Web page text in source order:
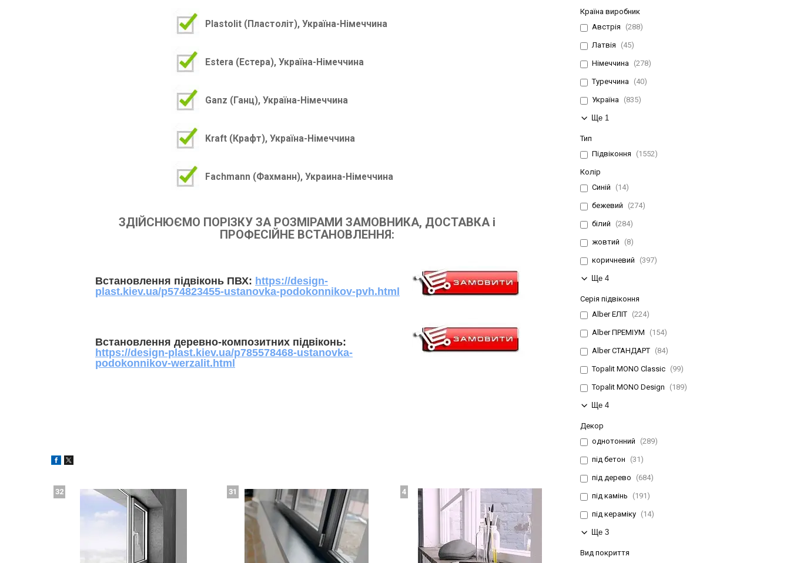
Plastolit (Пластоліт), Україна-Німеччина
Estera (Естера), Україна-Німеччина
Ganz (Ганц), Україна-Німеччина
Kraft(Крафт), Україна-Німеччина
Fachmann (Фахманн), Украина-Німеччина
ЗДІЙСНЮЄМО ПОРІЗКУ ЗА РОЗМІРАМИ ЗАМОВНИКА, ДОСТАВКА і
ПРОФЕСІЙНЕ ВСТАНОВЛЕННЯ:
Встановлення підвіконь ПВХ: https://design-
plast.kiev.ua/p574823455-ustanovka-podokonnikov-pvh.html
Встановлення деревно-композитних підвіконь:
https://design-plast.kiev.ua/p785578468-ustanovka-
podokonnikov-werzalit.html
32 31 4
Країна виробник
Австрія
288
Латвія 45
Німеччина 278
Туреччина 40
Україна 835
Ще 1
Тип
Підвіконня
1552
Колір
Синій
14
бежевий 274
білий 284
жовтий 8
коричневий 397
Ще 4
Серія підвіконня
Alber ЕЛІТ
224
Alber ПРЕМІУМ 154
Alber СТАНДАРТ 84
Topalit MONO Classic 99
Topalit MONO Design 189
Ще 4
Декор
однотонний
289
під бетон 31
під дерево 684
під камінь 191
під кераміку 14
Ще 3
Вид покриття